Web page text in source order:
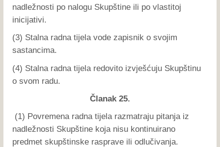
nadležnosti po nalogu Skupštine ili po vlastitoj
inicijativi.
(3) Stalna radna tijela vode zapisnik o svojim
sastancima.
(4) Stalna radna tijela redovito izvješćuju Skupštinu
o svom radu.
Članak 25.
(1) Povremena radna tijela razmatraju pitanja iz
nadležnosti Skupštine koja nisu kontinuirano
predmet skupštinske rasprave ili odlučivanja.